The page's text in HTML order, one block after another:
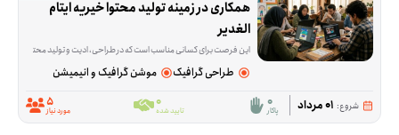
الغدیر
این فرصت برای کسانی مناسب است که در طراحی، ادیت و تولید محتوا مهارت دارند و می‌خواهند توانایی‌شان را در معرفی بهتر یک مجموعه‌ی اجتماعی به کار بگیرند. خیریه ایتام
طراحی گرافیک موشن گرافیک و انیمیشن
شروع: 01 مرداد 0پاکار 0
تایید شده 5
مورد نیاز